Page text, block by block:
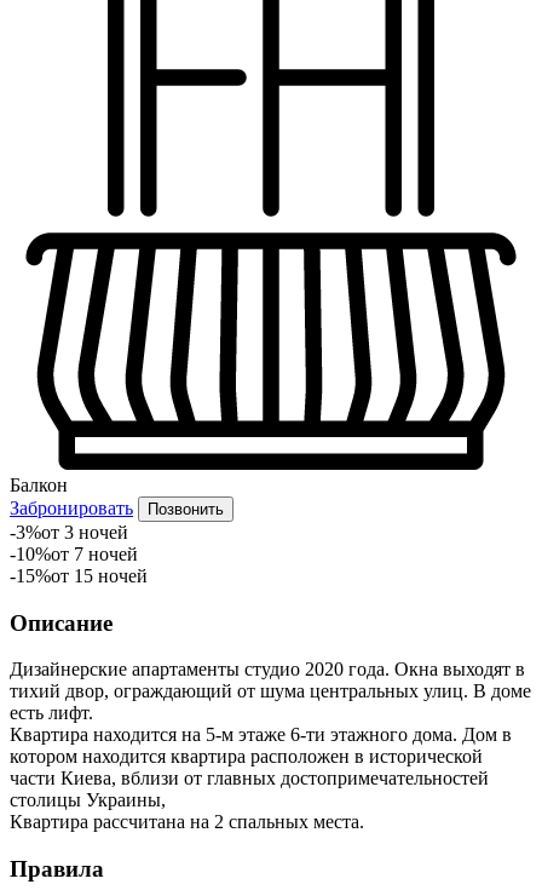
Балкон
Забронировать
Позвонить
-3%от 3 ночей
-10%от 7 ночей
-15%от 15 ночей
Описание
Дизайнерские апартаменты студио 2020 года. Окна выходят в
тихий двор, ограждающий от шума центральных улиц. В доме
есть лифт.
Квартира находится на 5-м этаже 6-ти этажного дома. Дом в
котором находится квартира расположен в исторической
части Киева, вблизи от главных достопримечательностей
столицы Украины,
Квартира рассчитана на 2 спальных места.
Правила